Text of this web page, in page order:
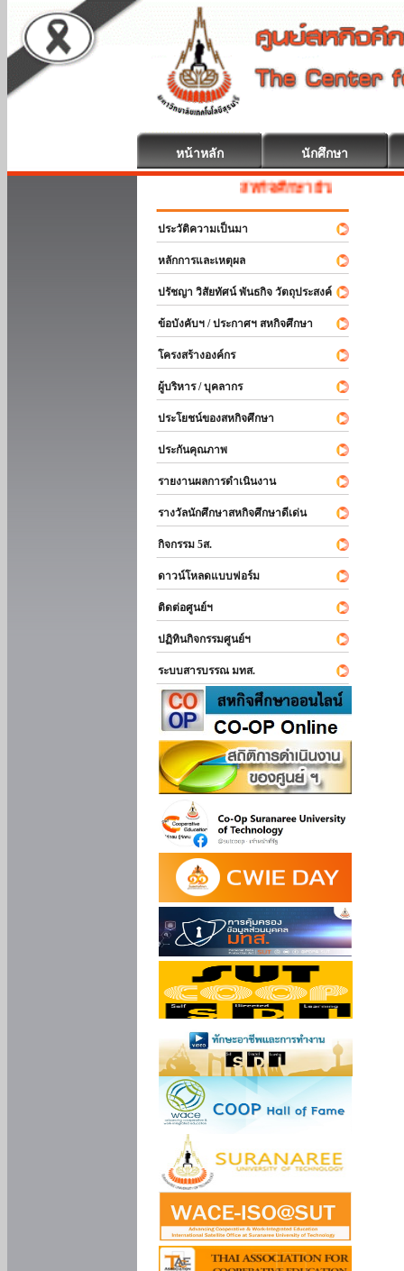
หน้าหลัก นักศึกษา
สหกิจศึกษา ยินดีต้อนรับ
ประวัติความเป็นมา
หลักการและเหตุผล
ปรัชญา วิสัยทัศน์ พันธกิจ วัตถุประสงค์
ข้อบังคับฯ / ประกาศฯ สหกิจศึกษา
โครงสร้างองค์กร
ผู้บริหาร / บุคลากร
ประโยชน์ของสหกิจศึกษา
ประกันคุณภาพ
รายงานผลการดำเนินงาน
รางวัลนักศึกษาสหกิจศึกษาดีเด่น
กิจกรรม 5ส.
ดาวน์โหลดแบบฟอร์ม
ติดต่อศูนย์ฯ
ปฏิทินกิจกรรมศูนย์ฯ
ระบบสารบรรณ มทส.